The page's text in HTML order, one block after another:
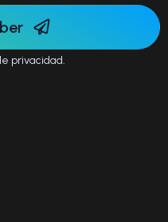
privacidad.